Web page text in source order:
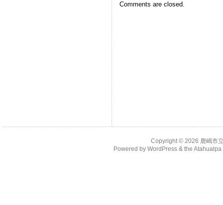
Comments are closed.
Copyright © 2026 鹿嶋市
Powered by WordPress& the Atahualpa